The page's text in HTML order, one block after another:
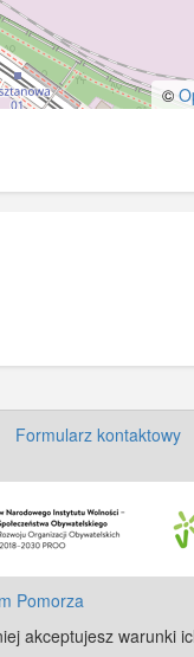
©
Formularz kontaktowy
Pomorza
akceptujesz warunki